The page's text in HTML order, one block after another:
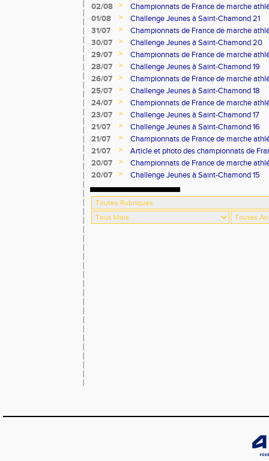
02/08
>
Championnats de France de marche
01/08
>
Challenge Jeunes à Saint-Chamond 21
31/07
>
Championnats de France de marche
30/07
>
Challenge Jeunes à Saint-Chamond 20
29/07
>
Championnats de France de marche
28/07
>
Challenge Jeunes à Saint-Chamond 19
26/07
>
Championnats de France de marche
25/07
>
Challenge Jeunes à Saint-Chamond 18
24/07
>
Championnats de France de marche
23/07
>
Challenge Jeunes à Saint-Chamond 17
21/07
>
Challenge Jeunes à Saint-Chamond 16
21/07
>
Championnats de France de marche
21/07
>
Article et photo des championnats de
Progrès
20/07 >
Championnats de France de marche
20/07
> Challenge Jeunes à Saint-Chamond 15